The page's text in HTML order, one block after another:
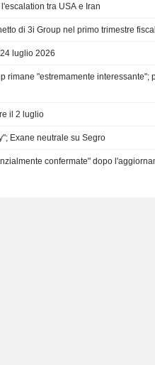
tra USA e Iran
di 3i Group nel primo trimestre
luglio 2026
rimane "estremamente interessante";
il 2 luglio
Exane neutrale su Segro
confermate" dopo